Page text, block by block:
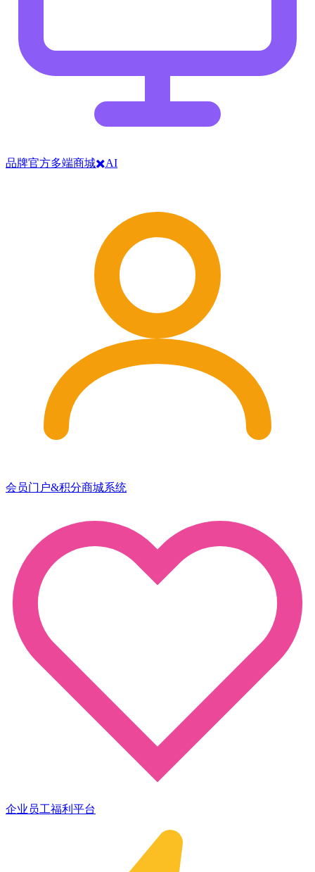
品牌官方多端商城✖️AI
会员门户&积分商城系统
企业员工福利平台